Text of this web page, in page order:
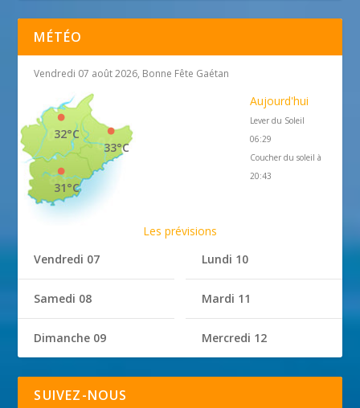
MÉTÉO
Vendredi 07 août 2026, Bonne Fête Gaétan
33°C
32°C
31°C
Aujourd'hui
Lever du Soleil
06:29
Coucher du soleil à
20:43
Les prévisions
Vendredi 07
Samedi 08
Dimanche 09
Lundi 10
Mardi 11
Mercredi 12
SUIVEZ-NOUS